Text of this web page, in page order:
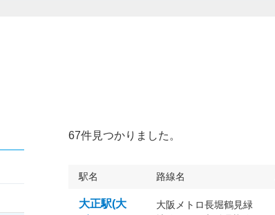
67件見つかりました。
駅名 路線名
大正駅(大
大阪メトロ長堀鶴見緑